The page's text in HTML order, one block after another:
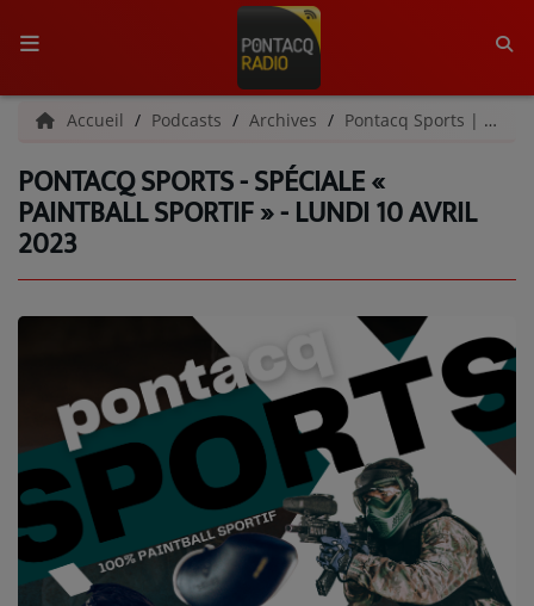
ACCUEIL
RADIO
QUI SOMMES-NOUS ?
L'ÉQUIPE
GRILLE DES PROGRAMMES
C'ÉTAIT QUOI CE TITRE ?
MÉDIAS
PODCASTS - SAISON 2026/2027
NOS PROGRAMMES COURTS
ARCHIVES - SAISONS PASSÉES
Accueil Podcasts Archives Pontacq Sports | Archives
PONTACQ SPORTS - SPÉCIALE «
PAINTBALL SPORTIF » - LUNDI 10 AVRIL
2023